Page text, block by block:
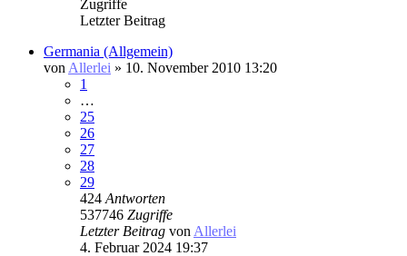
Zugriffe
Letzter Beitrag
Germania (Allgemein)
von Allerlei » 10. November 2010 13:20
1
…
25
26
27
28
29
424 Antworten
537746 Zugriffe
Letzter Beitrag von Allerlei
4. Februar 2024 19:37